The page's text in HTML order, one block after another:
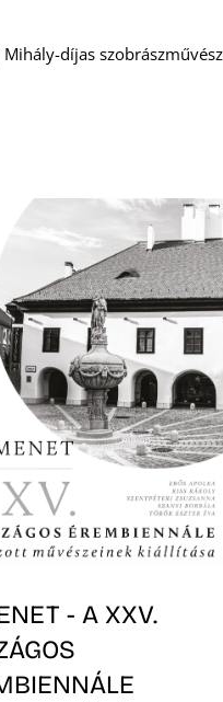
Mihály-díjas szobrászművész
- A XXV.